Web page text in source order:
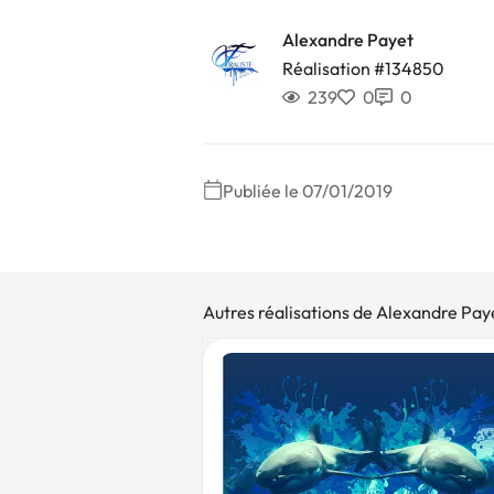
Alexandre Payet
Réalisation #134850
239
0 0
Publiée le 07/01/2019
Autres réalisations de Alexandre